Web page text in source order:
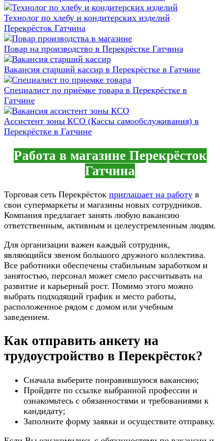
Технолог по хлебу и кондитерских изделий
Перекрёсток Гатчина
Повар на производство в Перекрёстке Гатчина
Вакансия старший кассир в Перекрёстке в Гатчине
Специалист по приёмке товара в Перекрёстке в
Гатчине
Ассистент зоны КСО (Кассы самообслуживания) в
Перекрёстке в Гатчине
Работа в магазине Перекрёсток
Гатчина
Торговая сеть Перекрёсток приглашает на работу в
свои супермаркеты и магазины новых сотрудников.
Компания предлагает занять любую вакансию
ответственным, активным и целеустремленным людям.
Для организации важен каждый сотрудник,
являющийся звеном большого дружного коллектива.
Все работники обеспечены стабильным заработком и
занятостью, персонал может смело рассчитывать на
развитие и карьерный рост. Помимо этого можно
выбрать подходящий график и место работы,
расположенное рядом с домом или учебным
заведением.
Как отправить анкету на
трудоустройство в Перекрёсток?
Сначала выберите понравившуюся вакансию;
Пройдите по ссылке выбранной профессии и
ознакомьтесь с обязанностями и требованиями к
кандидату;
Заполните форму заявки и осуществите отправку.